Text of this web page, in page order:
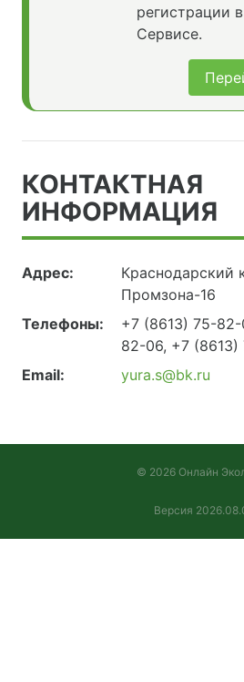
регистрации в
Сервисе.
КОНТАКТНАЯ
ИНФОРМАЦИЯ
Адрес:
Краснодарский
Промзона-16
Телефоны:
+7 (8613) 75-
82-06, +7 (8613)
Email:
yura.s@bk.ru
© 2026 Онлайн
Версия